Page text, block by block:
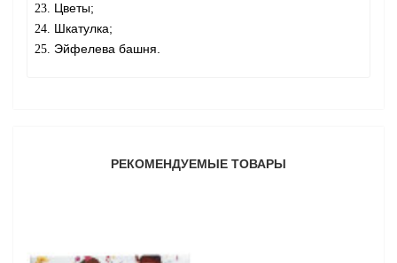
Цветы;
Шкатулка;
Эйфелева башня.
РЕКОМЕНДУЕМЫЕ ТОВАРЫ